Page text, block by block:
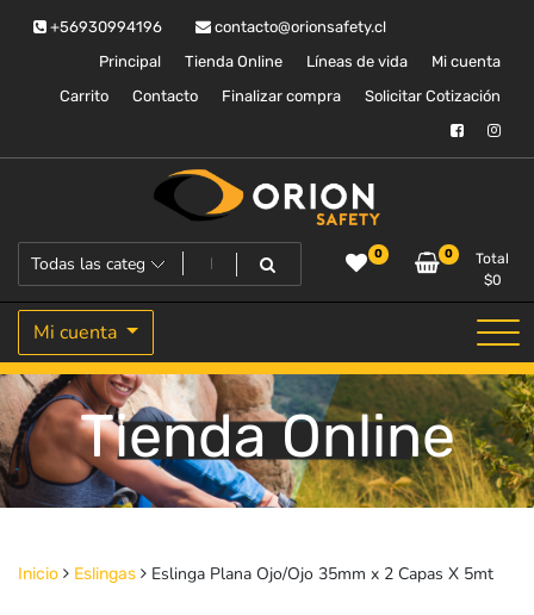
+56930994196
contacto@orionsafety.cl
Principal
Tienda Online Líneas de vida
Mi cuenta
Carrito
Contacto Finalizar compra Solicitar Cotización
Orion Safety
Equipos de proteccion personal 0 0
Total
$0
Mi cuenta
Tienda Online
Inicio Eslingas Eslinga Plana Ojo/Ojo 35mm x 2 Capas X 5mt